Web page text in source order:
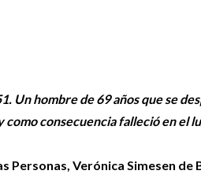
Un hombre de 69 años que se
consecuencia falleció en el
Personas, Verónica Simesen de